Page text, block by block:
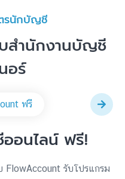
รนักบัญชี
สำนักงานบัญชี
อร์
ฟรี
อนไลน์ ฟรี!
รับโปรแกรม